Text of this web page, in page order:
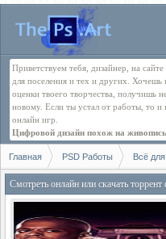
Приветствуем тебя, дизайнер, на
для поселения и тех и других.
оценки твоего творчества, получишь
новому. Если ты устал от работы, то
онлайн игр.
Цифровой дизайн похож на
Главная PSD Работы Всё
Смотреть онлайн или скачать